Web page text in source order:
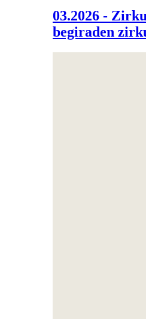
03.2026 -
begiraden